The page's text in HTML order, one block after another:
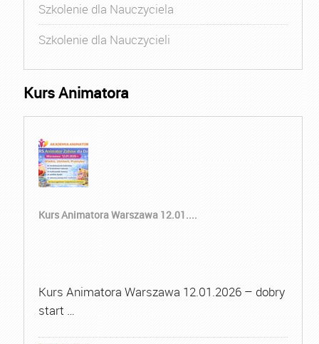
Szkolenie dla Nauczyciela
Szkolenie dla Nauczycieli
Kurs Animatora
Kurs Animatora Warszawa 12.01....
Kurs Animatora Warszawa 12.01.2026 – dobry
start …